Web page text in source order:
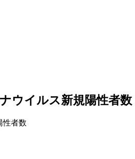
ウイルス新規陽性者数
性者数